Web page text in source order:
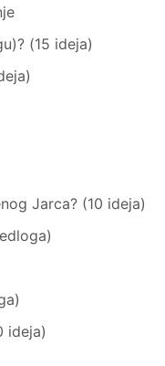
(15 ideja)
Jarca? (10 ideja)
ideja)